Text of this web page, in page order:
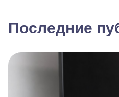
Последние